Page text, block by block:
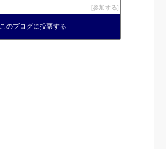
参加する
このブログに投票する